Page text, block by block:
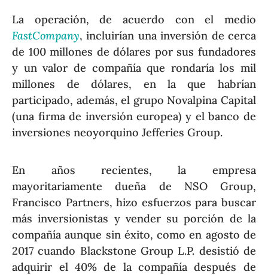
La operación, de acuerdo con el medio
FastCompany, incluirían una inversión de cerca
de 100 millones de dólares por sus fundadores
y un valor de compañía que rondaría los mil
millones de dólares, en la que habrían
participado, además, el grupo Novalpina Capital
(una firma de inversión europea) y el banco de
inversiones neoyorquino Jefferies Group.
En años recientes, la empresa
mayoritariamente dueña de NSO Group,
Francisco Partners, hizo esfuerzos para buscar
más inversionistas y vender su porción de la
compañía aunque sin éxito, como en agosto de
2017 cuando Blackstone Group L.P. desistió de
adquirir el 40% de la compañía después de